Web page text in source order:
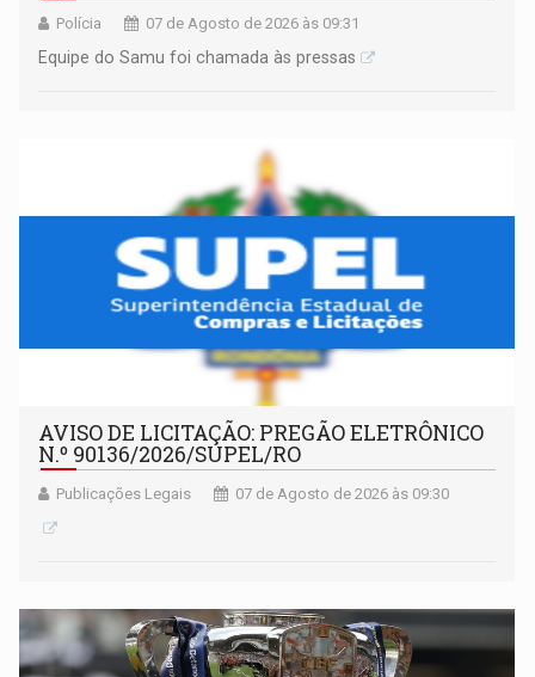
Polícia 07 de Agosto de 2026 às 09:31
Equipe do Samu foi chamada às pressas
AVISO DE LICITAÇÃO: PREGÃO ELETRÔNICO
N.º 90136/2026/SUPEL/RO
Publicações Legais 07 de Agosto de 2026 às 09:30